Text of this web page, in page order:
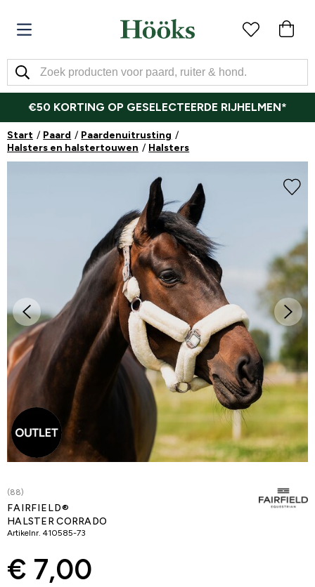
€50 KORTING OP GESELECTEERDE RIJHELMEN*
Start Paard
Paardenuitrusting
Halsters en halstertouwen
Halsters
(88)
FAIRFIELD®
HALSTER CORRADO
Artikelnr. 410585-73
€ 7,00